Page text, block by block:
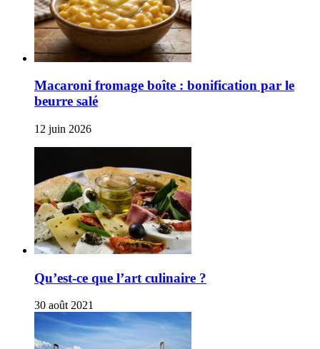
Macaroni fromage boîte : bonification par le
beurre salé
12 juin 2026
Qu’est-ce que l’art culinaire ?
30 août 2021